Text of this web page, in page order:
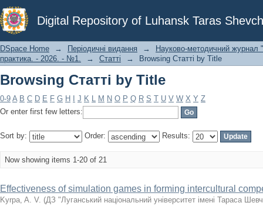
Digital Repository of Luhansk Taras
Browsing Статті by Title
DSpace Home → Періодичні видання →
Науково-методичний журнал
практика. - 2026. - №1.
→ Статті → Browsing Статті by Title
Browsing Статті by Title
0-9 A B C D E F G H J K L M N O P Q R S T U V W X Y Z
Or enter first few letters:
Sort by: Order: Results:
Now showing items 1-20 of 21
Effectiveness of simulation games in forming intercultural
Kyrpa, A. V. (ДЗ "Луганський національний університет імені Тараса